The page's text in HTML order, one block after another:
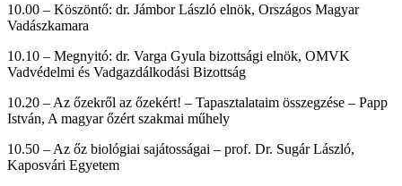
10.00 – Köszöntő: dr. Jámbor László elnök, Országos Magyar
Vadászkamara
10.10 – Megnyitó: dr. Varga Gyula bizottsági elnök, OMVK
Vadvédelmi és Vadgazdálkodási Bizottság
10.20 – Az őzekről az őzekért! – Tapasztalataim összegzése – Papp
István, A magyar őzért szakmai műhely
10.50 – Az őz biológiai sajátosságai – prof. Dr. Sugár László,
Kaposvári Egyetem